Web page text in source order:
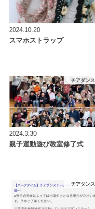
2024.10.20
スマホストラップ
チアダンス
2024.3.30
親子運動遊び教室修了式
チアダンス